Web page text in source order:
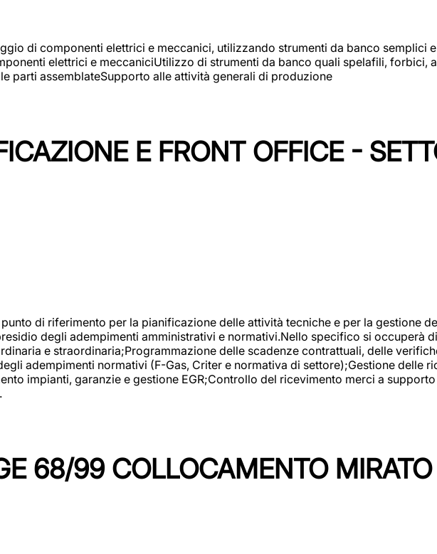
di componenti elettrici e meccanici, utilizzando strumenti da banco semplici
elettrici e meccaniciUtilizzo di strumenti da banco quali spelafili, forbici,
parti assemblateSupporto alle attività generali di produzione
E FRONT OFFICE -
di riferimento per la pianificazione delle attività tecniche e per la gestione
degli adempimenti amministrativi e normativi.Nello specifico si occuperà
e straordinaria;Programmazione delle scadenze contrattuali, delle
adempimenti normativi (F-Gas, Criter e normativa di settore);Gestione delle
impianti, garanzie e gestione EGR;Controllo del ricevimento merci a
68/99 COLLOCAMENTO